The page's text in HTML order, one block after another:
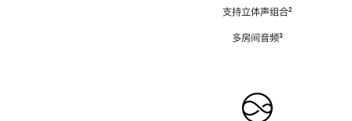
支持立体声组合脚
²
多房间音频脚
³